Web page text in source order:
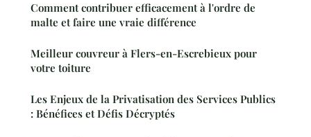
Comment contribuer efficacement à l'ordre de
malte et faire une vraie différence
Meilleur couvreur à Flers-en-Escrebieux pour
votre toiture
Les Enjeux de la Privatisation des Services Publics
: Bénéfices et Défis Décryptés